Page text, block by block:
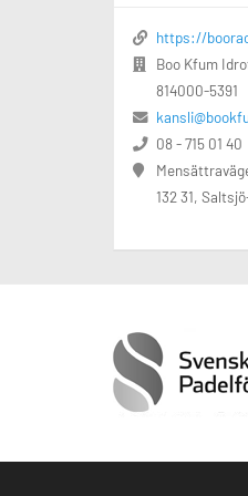
https://
Boo Kfum
814000-5391
08 - 715 01 40
132 31,